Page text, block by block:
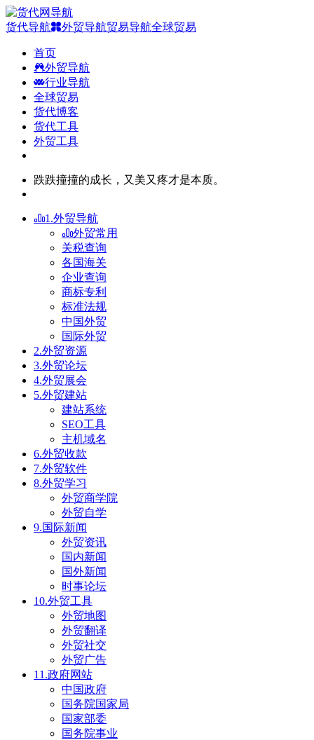
货代导航 外贸导航贸易导航全球贸易
首页
外贸导航
行业导航
全球贸易
货代博客
货代工具
外贸工具
跌跌撞撞的成长，又美又疼才是本质。
1.外贸导航
外贸常用
关税查询
各国海关
企业查询
商标专利
标准法规
中国外贸
国际外贸
2.外贸资源
3.外贸论坛
4.外贸展会
5.外贸建站
建站系统
SEO工具
主机域名
6.外贸收款
7.外贸软件
8.外贸学习
外贸商学院
外贸自学
9.国际新闻
外贸资讯
国内新闻
国外新闻
时事论坛
10.外贸工具
外贸地图
外贸翻译
外贸社交
外贸广告
11.政府网站
中国政府
国务院国家局
国家部委
国务院事业